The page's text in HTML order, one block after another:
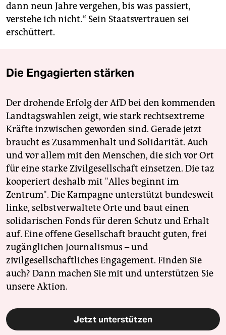
dann neun Jahre vergehen, bis was passiert,
verstehe ich nicht.“ Sein Staatsvertrauen sei
erschüttert.
Die Engagierten stärken
Der drohende Erfolg der AfD bei den kommenden
Landtagswahlen zeigt, wie stark rechtsextreme
Kräfte inzwischen geworden sind. Gerade jetzt
braucht es Zusammenhalt und Solidarität. Auch
und vor allem mit den Menschen, die sich vor Ort
für eine starke Zivilgesellschaft einsetzen. Die taz
kooperiert deshalb mit "Alles beginnt im
Zentrum". Die Kampagne unterstützt bundesweit
linke, selbstverwaltete Orte und baut einen
solidarischen Fonds für deren Schutz und Erhalt
auf. Eine offene Gesellschaft braucht guten, frei
zugänglichen Journalismus – und
zivilgesellschaftliches Engagement. Finden Sie
auch? Dann machen Sie mit und unterstützen Sie
unsere Aktion.
Jetzt unterstützen